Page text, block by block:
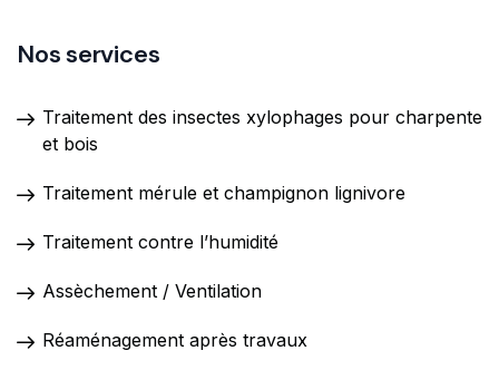
Nos services
Traitement des insectes xylophages pour charpente
et bois
Traitement mérule et champignon lignivore
Traitement contre l’humidité
Assèchement / Ventilation
Réaménagement après travaux